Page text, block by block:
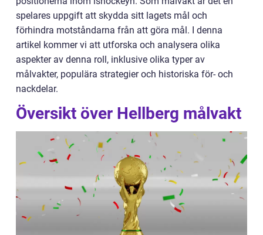
spelares uppgift att skydda sitt lagets mål och
förhindra motståndarna från att göra mål. I denna
artikel kommer vi att utforska och analysera olika
aspekter av denna roll, inklusive olika typer av
målvakter, populära strategier och historiska för- och
nackdelar.
Översikt över Hellberg målvakt